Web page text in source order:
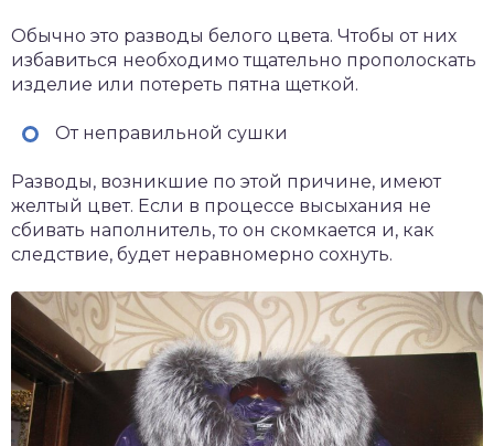
Обычно это разводы белого цвета. Чтобы от них
избавиться необходимо тщательно прополоскать
изделие или потереть пятна щеткой.
От неправильной сушки
Разводы, возникшие по этой причине, имеют
желтый цвет. Если в процессе высыхания не
сбивать наполнитель, то он скомкается и, как
следствие, будет неравномерно сохнуть.